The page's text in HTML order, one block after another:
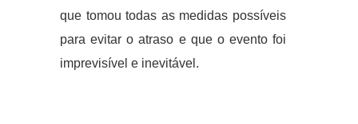
que tomou todas as medidas possíveis
para evitar o atraso e que o evento foi
imprevisível e inevitável.